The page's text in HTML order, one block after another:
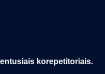
korepetitoriais.